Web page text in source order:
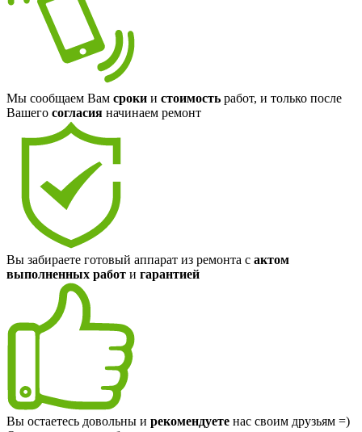
Мы сообщаем Вам сроки и стоимость работ, и только после
Вашего согласия начинаем ремонт
Вы забираете готовый аппарат из ремонта с актом
выполненных работ и гарантией
Вы остаетесь довольны и рекомендуете нас своим друзьям =)